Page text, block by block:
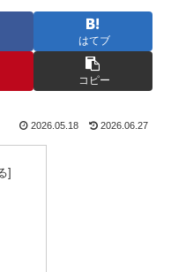
はてブ
コピー
2026.05.18 2026.06.27